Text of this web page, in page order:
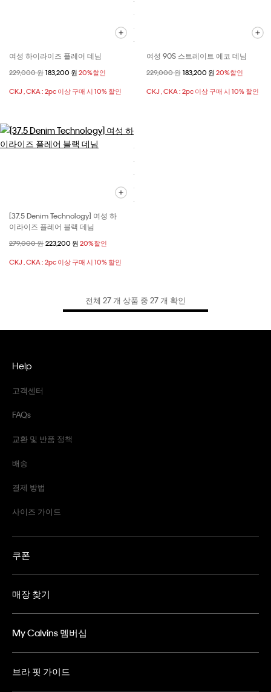
여성 하이라이즈 플레어 데님
할인 전 가격
229,000 원 할인된 가격
183,200 원 20%할인
CKJ , CKA : 2pc 이상 구매 시 10% 할인
여성 90S 스트레이트 에코 데님
할인 전 가격
229,000 원할인된 가격
183,200 원 20%할인
CKJ , CKA : 2pc 이상 구매 시 10% 할인
[37.5 Denim Technology] 여성 하
이라이즈 플레어 블랙 데님
할인 전 가격
279,000 원 할인된 가격
223,200 원 20%할인
CKJ , CKA : 2pc 이상 구매 시 10% 할인
전체 27 개 상품 중 27 개 확인
Help
고객센터
FAQs
교환 및 반품 정책
배송
결제 방법
사이즈 가이드
쿠폰
매장 찾기
My Calvins 멤버십
브라 핏 가이드